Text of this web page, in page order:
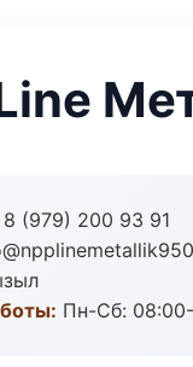
8 (979) 200 93 91
Пн-Сб: